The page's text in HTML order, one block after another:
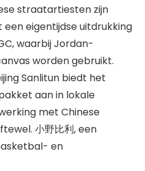
straatartiesten zijn
eigentijdse uitdrukking
waarbij Jordan-
worden gebruikt.
Sanlitun biedt het
aan in lokale
met Chinese
小野比利, een
en